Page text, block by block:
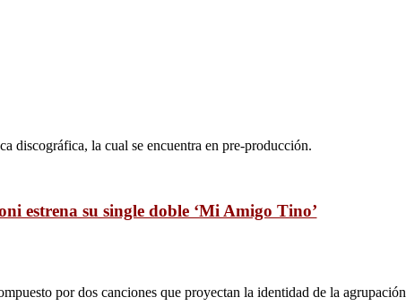
discográfica, la cual se encuentra en pre-producción.
estrena su single doble ‘Mi Amigo Tino’
por dos canciones que proyectan la identidad de la agrupación